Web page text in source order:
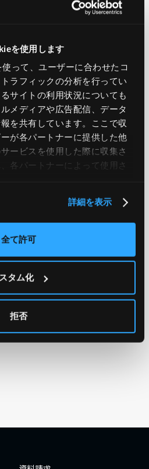
を使用します
って、ユーザーに合わせたコ
ラフィックの分析を行ってい
サイトの利用状況についても
メディアや広告配信、データ
を共有しています。ここで収
が各パートナーに提供した他
ービスを使用した際に収集さ
各パートナーによって使用さ
詳細を表示
全て許可
タム化
拒否
TWEET
NEXT
TO LIST
2019
#エンジニア
#エンジニア